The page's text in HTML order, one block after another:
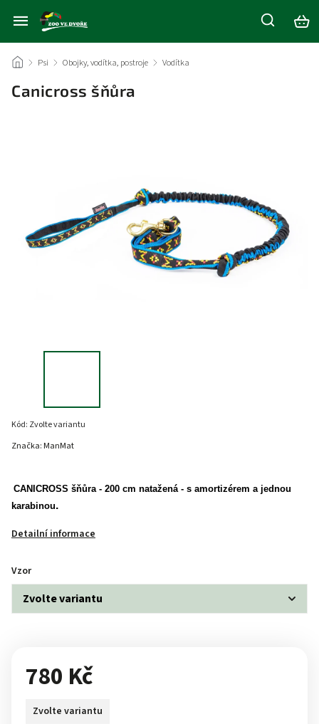
/ Psi / Obojky, vodítka, postroje / Vodítka
Canicross šňůra
Kód: Zvolte variantu
CANICROSS šňůra - 200 cm natažená - s amortizérem a jednou
karabinou.
Detailní informace
Značka: ManMat
Vzor
780 Kč
Zvolte variantu